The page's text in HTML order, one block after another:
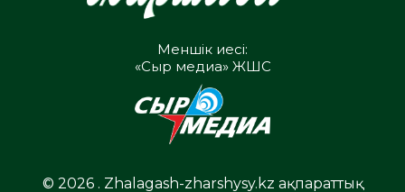
Меншік иесі:
«Сыр медиа» ЖШС
© 2026 . Zhalagash-zharshysy.kz ақпараттық